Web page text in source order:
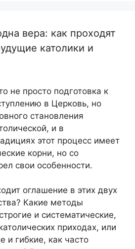
вера: как проходят
католики и
не просто подготовка к
в Церковь, но
становления
и в
этот процесс имеет
корни, но со
свои особенности.
оглашение в этих двух
Какие методы
и систематические,
приходах, или
и гибкие, как часто